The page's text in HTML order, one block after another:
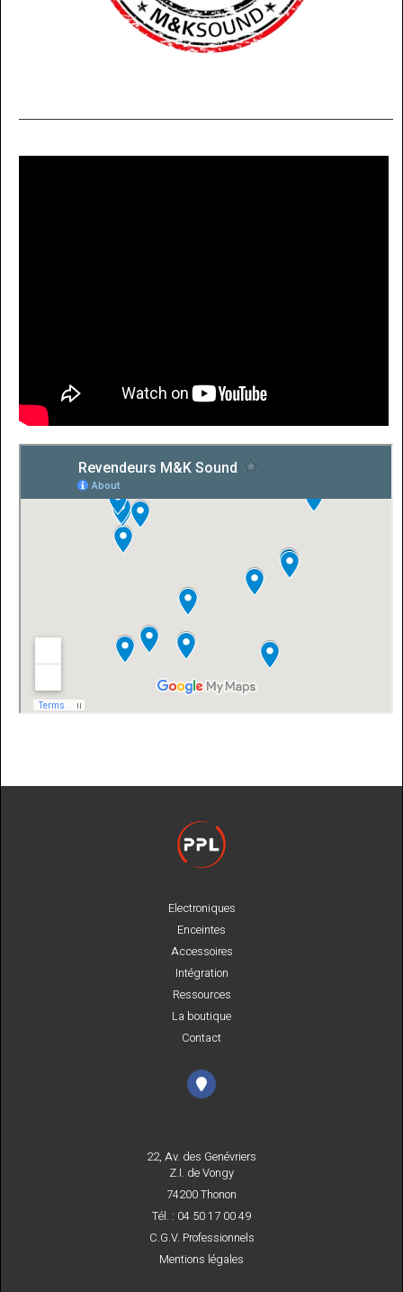
Electroniques
Enceintes
Accessoires
Intégration
Ressources
La boutique
Contact
22, Av. des Genévriers
Z.I. de Vongy
74200 Thonon
Tél. : 04 50 17 00 49
C.G.V. Professionnels
Mentions légales